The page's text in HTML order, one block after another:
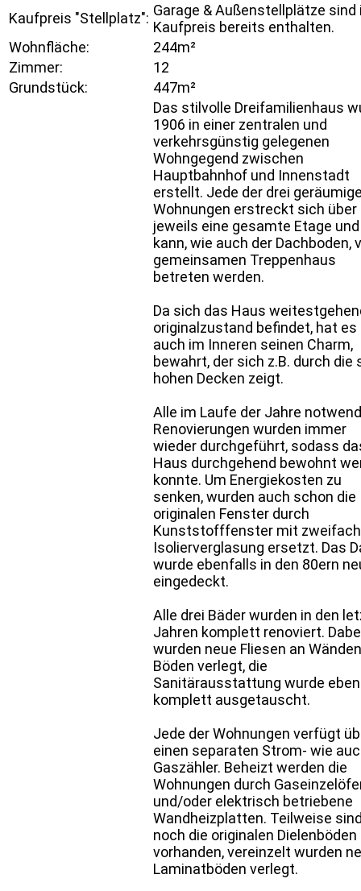
Kaufpreis "Stellplatz": Garage & Außenstellplätze sind
Kaufpreis bereits enthalten.
Wohnfläche:
244m²
Zimmer:
12
Grundstück:
447m²
Das stilvolle Dreifamilienhaus
1906 in einer zentralen und
verkehrsgünstig gelegenen
Wohngegend zwischen
Hauptbahnhof und Innenstadt
erstellt. Jede der drei
Wohnungen erstreckt sich über
jeweils eine gesamte Etage und
kann, wie auch der Dachboden,
gemeinsamen Treppenhaus
betreten werden.
Da sich das Haus
originalzustand befindet, hat es
auch im Inneren seinen Charm,
bewahrt, der sich z.B. durch die
hohen Decken zeigt.
Alle im Laufe der Jahre
Renovierungen wurden immer
wieder durchgeführt, sodass
Haus durchgehend bewohnt
konnte. Um Energiekosten zu
senken, wurden auch schon die
originalen Fenster durch
Kunststofffenster mit
Isolierverglasung ersetzt. Das
wurde ebenfalls in den 80ern
eingedeckt.
Alle drei Bäder wurden in den
Jahren komplett renoviert.
wurden neue Fliesen an
Böden verlegt, die
Sanitärausstattung wurde
komplett ausgetauscht.
Jede der Wohnungen verfügt
einen separaten Strom- wie
Gaszähler. Beheizt werden die
Wohnungen durch
und/oder elektrisch betriebene
Wandheizplatten. Teilweise
noch die originalen Dielenböden
vorhanden, vereinzelt wurden
Laminatböden verlegt.